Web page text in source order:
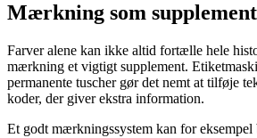
Mærkning som
Farver alene kan ikke altid fortælle hele
mærkning et vigtigt supplement.
permanente tuscher gør det nemt at tilføje
koder, der giver ekstra information.
Et godt mærkningssystem kan for eksempel